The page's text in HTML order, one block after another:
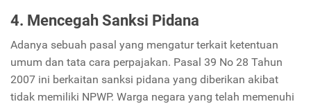
4. Mencegah Sanksi Pidana
Adanya sebuah pasal yang mengatur terkait ketentuan
umum dan tata cara perpajakan. Pasal 39 No 28 Tahun
2007 ini berkaitan sanksi pidana yang diberikan akibat
tidak memiliki NPWP. Warga negara yang telah memenuhi